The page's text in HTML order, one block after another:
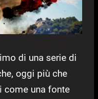
di una serie di
oggi più che
come una fonte